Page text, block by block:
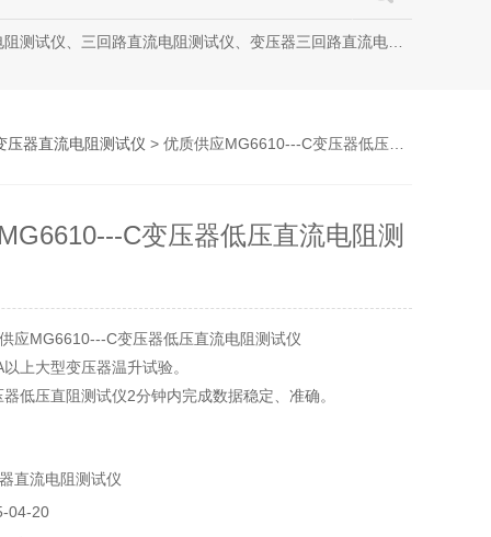
回路直流电阻测试仪、变压器三回路直流电阻测试仪、手持式三相直流电阻测试仪、三通道助磁直流电阻测试仪
压器直流电阻测试仪 > 优质供应MG6610---C变压器低压直流电阻测试仪
C变压器低压直流电阻测
应MG6610---C变压器低压直流电阻测试仪
上大型变压器温升试验。
低压直阻测试仪2分钟内完成数据稳定、准确。
动打印数据。
件，曲线波形。
直流电阻测试仪
04-20